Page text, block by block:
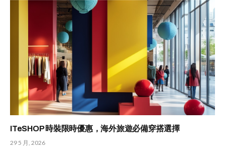
ITeSHOP 時裝限時優惠，海外旅遊必備穿搭選擇
29 5 月, 2026